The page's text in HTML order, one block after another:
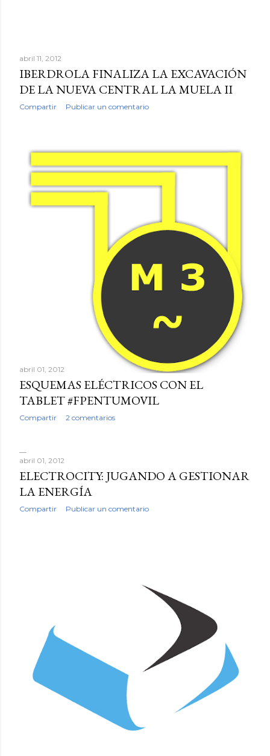
abril 11, 2012
IBERDROLA FINALIZA LA EXCAVACIÓN
DE LA NUEVA CENTRAL LA MUELA II
Compartir Publicar un comentario
abril 01, 2012
ESQUEMAS ELÉCTRICOS CON EL
TABLET #FPENTUMOVIL
Compartir 2 comentarios
abril 01, 2012
ELECTROCITY: JUGANDO A GESTIONAR
LA ENERGÍA
Compartir Publicar un comentario